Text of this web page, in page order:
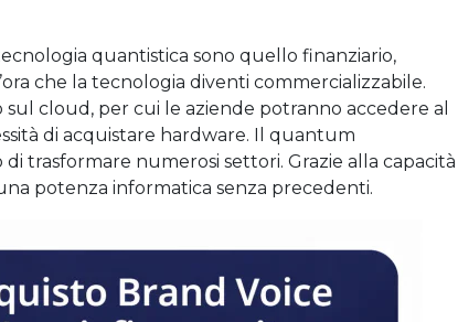
quantistica sono quello finanziario,
che la tecnologia diventi commercializzabile.
cloud, per cui le aziende potranno accedere al
di acquistare hardware. Il quantum
trasformare numerosi settori. Grazie alla capacità
potenza informatica senza precedenti.